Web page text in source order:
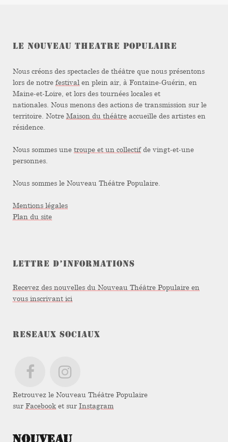
LE NOUVEAU THEATRE POPULAIRE
Nous créons des spectacles de théâtre que nous présentons
lors de notre festival en plein air, à Fontaine-Guérin, en
Maine-et-Loire, et lors des tournées locales et
nationales. Nous menons des actions de transmission sur le
territoire. Notre Maison du théâtre accueille des artistes en
résidence.
Nous sommes une troupe et un collectifde vingt-et-une
personnes.
Nous sommes le Nouveau Théâtre Populaire.
Mentions légales
Plan du site
LETTRE D’INFORMATIONS
Recevez des nouvelles du Nouveau Théâtre Populaire en
vous inscrivant ici
RESEAUX SOCIAUX
Retrouvez le Nouveau Théâtre Populaire
sur Facebook et sur Instagram